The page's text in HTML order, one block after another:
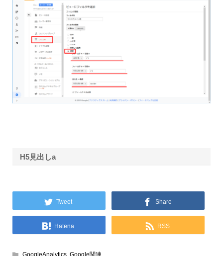
H5見出しa
Tweet Share
Hatena RSS
GoogleAnalytics, Google関連